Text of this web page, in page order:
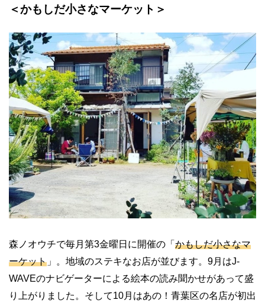
＜かもしだ小さなマーケット ＞
森ノオウチで毎月第3金曜日に開催の「 かもしだ小さなマ
ーケット 」。地域のステキなお店が並びます。9月はJ-
WAVEのナビゲーターによる絵本の読み聞かせがあって盛
り上がりました。そして10月はあの！青葉区の名店が初出